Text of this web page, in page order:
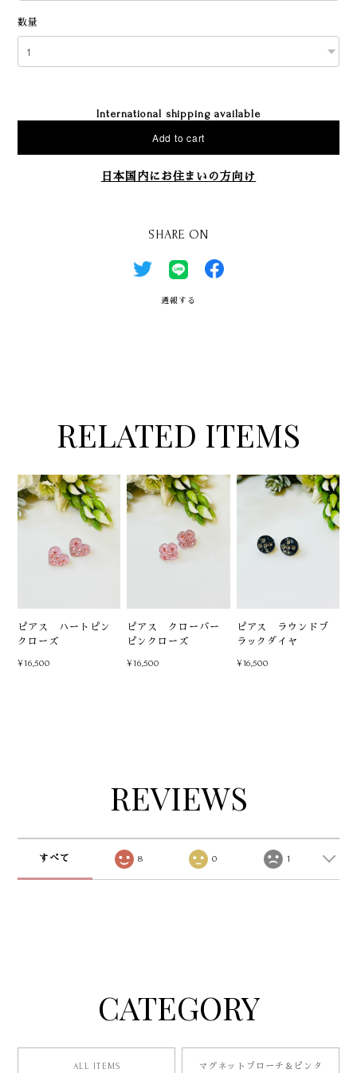
数量
International shipping available
Add to cart
日本国内にお住まいの方向け
SHARE ON
通報する
RELATED ITEMS
ピアス ハートピン
クローズ
¥16,500
ピアス クローバー
ピンクローズ
¥16,500
ピアス ラウンドブ
ラックダイヤ
¥16,500
REVIEWS
すべて 8 0 1
CATEGORY
ALL ITEMS
マグネットブローチ＆ピンタ